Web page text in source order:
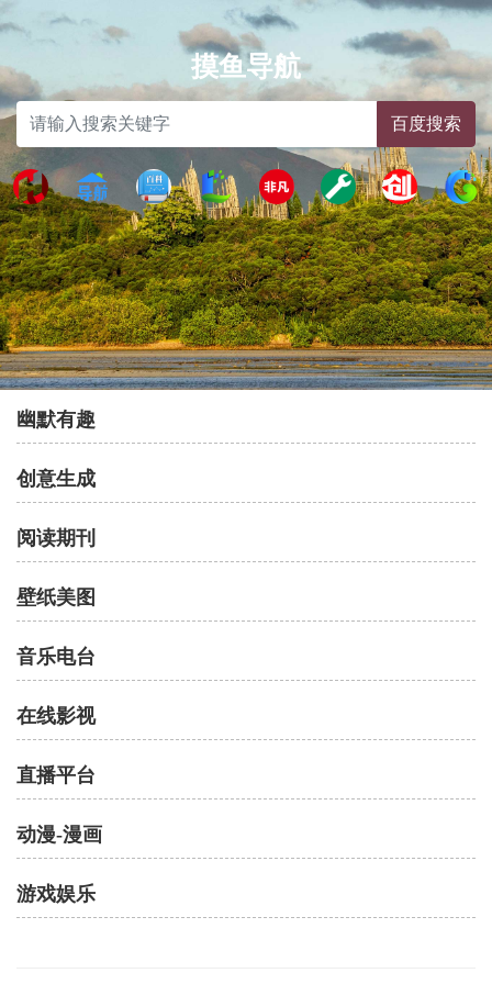
摸鱼导航
幽默有趣
创意生成
阅读期刊
壁纸美图
音乐电台
在线影视
直播平台
动漫-漫画
游戏娱乐